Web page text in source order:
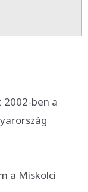
ben a
a Miskolci